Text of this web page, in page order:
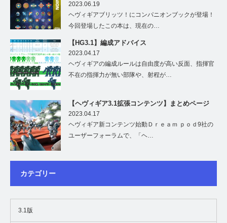
2023.06.19
ヘヴィギアブリッツ！にコンパニオンブックが登場！
今回登場したこの本は、現在の…
【HG3.1】編成アドバイス
2023.04.17
ヘヴィギアの編成ルールは自由度が高い反面、指揮官
不在の指揮力が無い部隊や、射程が…
【ヘヴィギア3.1拡張コンテンツ】まとめページ
2023.04.17
ヘヴィギア新コンテンツ始動Ｄｒｅａｍ ｐｏｄ9社の
ユーザーフォーラムで、「ヘ…
カテゴリー
3.1版